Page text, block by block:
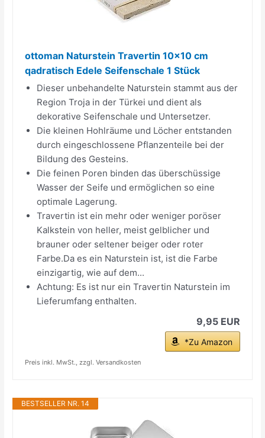
ottoman Naturstein Travertin 10x10 cm
qadratisch Edele Seifenschale 1 Stück
Dieser unbehandelte Naturstein stammt aus der
Region Troja in der Türkei und dient als
dekorative Seifenschale und Untersetzer.
Die kleinen Hohlräume und Löcher entstanden
durch eingeschlossene Pflanzenteile bei der
Bildung des Gesteins.
Die feinen Poren binden das überschüssige
Wasser der Seife und ermöglichen so eine
optimale Lagerung.
Travertin ist ein mehr oder weniger poröser
Kalkstein von heller, meist gelblicher und
brauner oder seltener beiger oder roter
Farbe.Da es ein Naturstein ist, ist die Farbe
einzigartig, wie auf dem...
Achtung: Es ist nur ein Travertin Naturstein im
Lieferumfang enthalten.
9,95 EUR
*Zu Amazon
Preis inkl. MwSt., zzgl. Versandkosten
BESTSELLER NR. 14